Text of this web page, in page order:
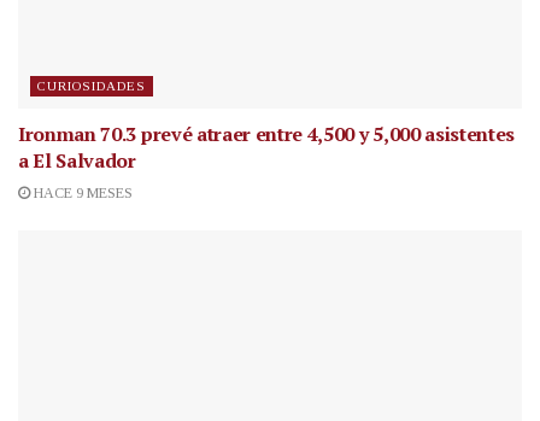
CURIOSIDADES
Ironman 70.3 prevé atraer entre 4,500 y 5,000 asistentes
a El Salvador
HACE 9 MESES